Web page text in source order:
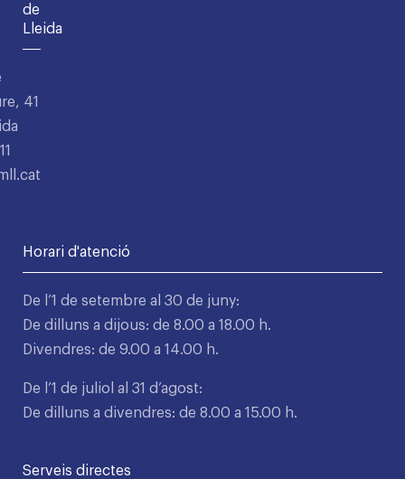
de
Lleida
41
Horari d'atenció
De l’1 de setembre al 30 de juny:
De dilluns a dijous: de 8.00 a 18.00 h.
Divendres: de 9.00 a 14.00 h.
De l’1 de juliol al 31 d’agost:
De dilluns a divendres: de 8.00 a 15.00 h.
Serveis directes